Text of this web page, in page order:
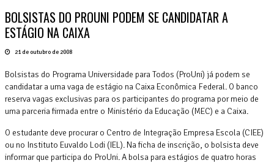
BOLSISTAS DO PROUNI PODEM SE CANDIDATAR A
ESTÁGIO NA CAIXA
21 de outubro de 2008
Bolsistas do Programa Universidade para Todos (ProUni) já podem se
candidatar a uma vaga de estágio na Caixa Econômica Federal. O banco
reserva vagas exclusivas para os participantes do programa por meio de
uma parceria firmada entre o Ministério da Educação (MEC) e a Caixa.
O estudante deve procurar o Centro de Integração Empresa Escola (CIEE)
ou no Instituto Euvaldo Lodi (IEL). Na ficha de inscrição, o bolsista deve
informar que participa do ProUni. A bolsa para estágios de quatro horas